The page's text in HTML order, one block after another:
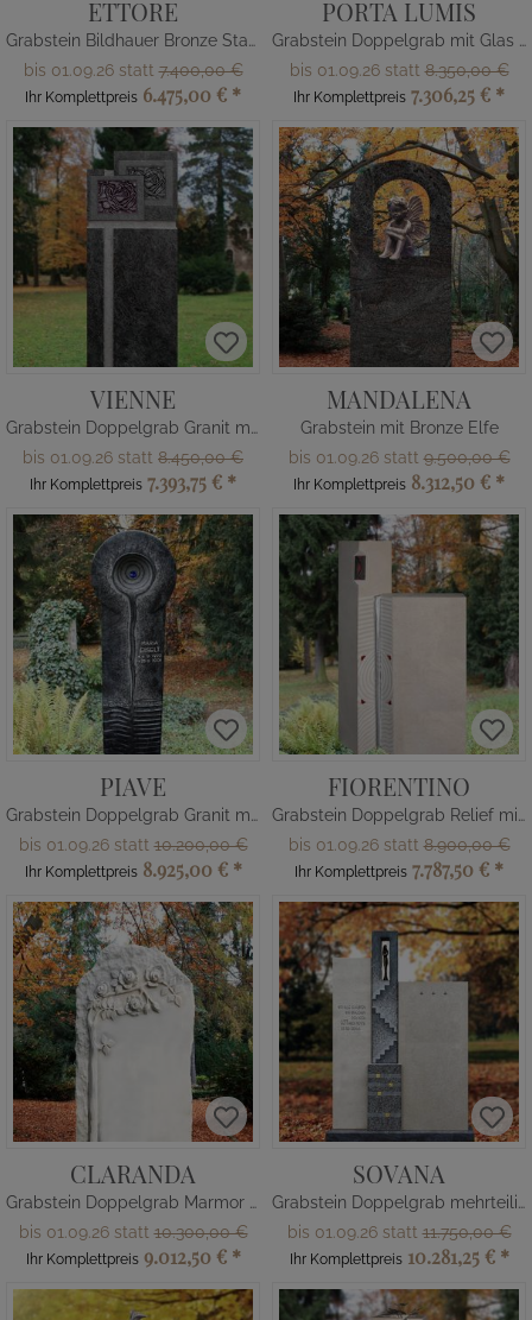
ETTORE
Grabstein Bildhauer Bronze Statue Christus
bis 01.09.26 statt7.400,00 €
Ihr Komplettpreis 6.475,00 € *
PORTA LUMIS
Grabstein Doppelgrab mit Glas & Kreuz
bis 01.09.26 statt8.350,00 €
Ihr Komplettpreis 7.306,25 € *
VIENNE
Grabstein Doppelgrab Granit mit Rose
bis 01.09.26 statt 8.450,00 €
Ihr Komplettpreis 7.393,75 € *
MANDALENA
Grabstein mit Bronze Elfe
bis 01.09.26 statt9.500,00 €
Ihr Komplettpreis 8.312,50 € *
PIAVE
Grabstein Doppelgrab Granit modern
bis 01.09.26 statt10.200,00 €
Ihr Komplettpreis 8.925,00 € *
FIORENTINO
Grabstein Doppelgrab Relief mit Glas
bis 01.09.26 statt8.900,00 €
Ihr Komplettpreis 7.787,50 € *
CLARANDA
Grabstein Doppelgrab Marmor Blumen
bis 01.09.26 statt10.300,00 €
Ihr Komplettpreis 9.012,50 € *
SOVANA
Grabstein Doppelgrab mehrteilig
bis 01.09.26 statt11.750,00 €
Ihr Komplettpreis 10.281,25 € *